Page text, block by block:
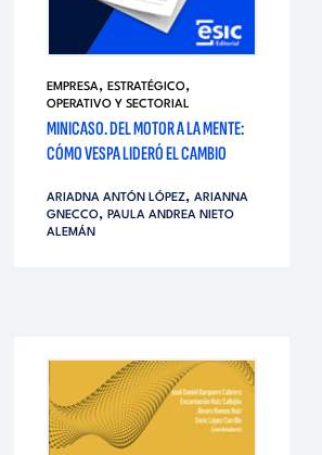
EMPRESA, ESTRATÉGICO,
OPERATIVO Y SECTORIAL
MINICASO. DEL MOTOR A LA MENTE:
CÓMO VESPA LIDERÓ EL CAMBIO
ARIADNA ANTÓN LÓPEZ, ARIANNA
GNECCO, PAULA ANDREA NIETO
ALEMÁN